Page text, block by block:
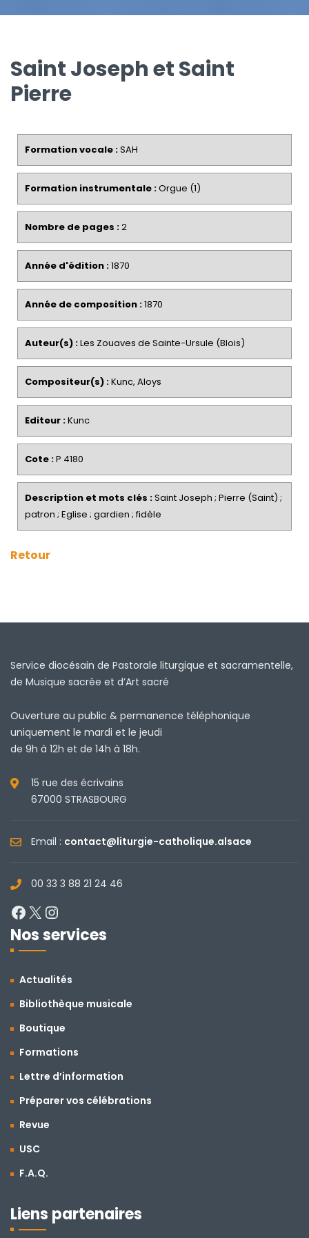
Saint Joseph et Saint
Pierre
Formation vocale :SAH
Formation instrumentale :Orgue (1)
Nombre de pages :2
Année d'édition :1870
Année de composition :1870
Auteur(s) :Les Zouaves de Sainte-Ursule (Blois)
Compositeur(s) :Kunc, Aloys
Editeur :Kunc
Cote :P 4180
Description et mots clés :Saint Joseph ; Pierre (Saint) ;
patron ; Eglise ; gardien ; fidèle
Retour
Service diocésain de Pastorale liturgique et sacramentelle,
de Musique sacrée et d’Art sacré
Ouverture au public & permanence téléphonique
uniquement le mardi et le jeudi
de 9h à 12h et de 14h à 18h.
15 rue des écrivains
67000 STRASBOURG
Email : contact@liturgie-catholique.alsace
00 33 3 88 21 24 46
Facebook
X
Nos services
Actualités
Bibliothèque musicale
Boutique
Formations
Lettre d’information
Préparer vos célébrations
Revue
USC
F.A.Q.
Liens partenaires